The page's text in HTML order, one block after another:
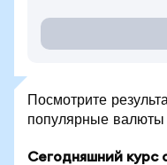
Посмотрите
популярные валюты
Сегодняшний курс